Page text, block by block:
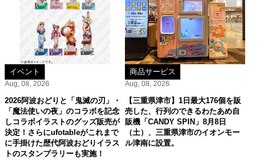
イベント
Aug, 08, 2026
2026阿波おどりと「鬼滅の刃」・
「魔法使いの夜」のコラボを記念
しコラボイラストのグッズ販売が
決定！さらにufotableがこれまで
に手掛けた歴代阿波おどりイラス
トのスタンプラリーも実施！
商品サービス
Aug, 08, 2026
【三重県津市】1日最大176個を販
売した、行列のできるわたあめ自
販機「CANDY SPIN」8月8日
（土）、三重県津市のイオンモー
ル津南に設置。